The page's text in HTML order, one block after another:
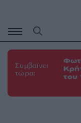
περιεχόμενο
Συμβαίνει
τώρα:
του